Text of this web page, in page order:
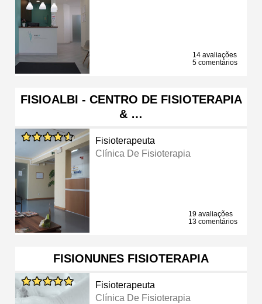
14 avaliações
5 comentários
FISIOALBI - CENTRO DE FISIOTERAPIA
& …
Fisioterapeuta
Clínica De Fisioterapia
19 avaliações
13 comentários
FISIONUNES FISIOTERAPIA
Fisioterapeuta
Clínica De Fisioterapia